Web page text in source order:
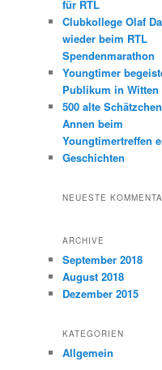
für RTL
Clubkollege Olaf
wieder beim RTL
Spendenmarathon
Youngtimer
Publikum in Witten
500 alte
Annen beim
Youngtimertreffen
Geschichten
NEUESTE
ARCHIVE
September 2018
August 2018
Dezember 2015
KATEGORIEN
Allgemein